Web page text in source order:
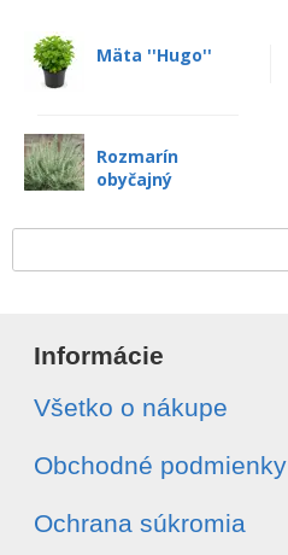
Mäta ''Hugo''
Rozmarín
obyčajný
Informácie
Všetko o nákupe
Obchodné podmienky
Ochrana súkromia